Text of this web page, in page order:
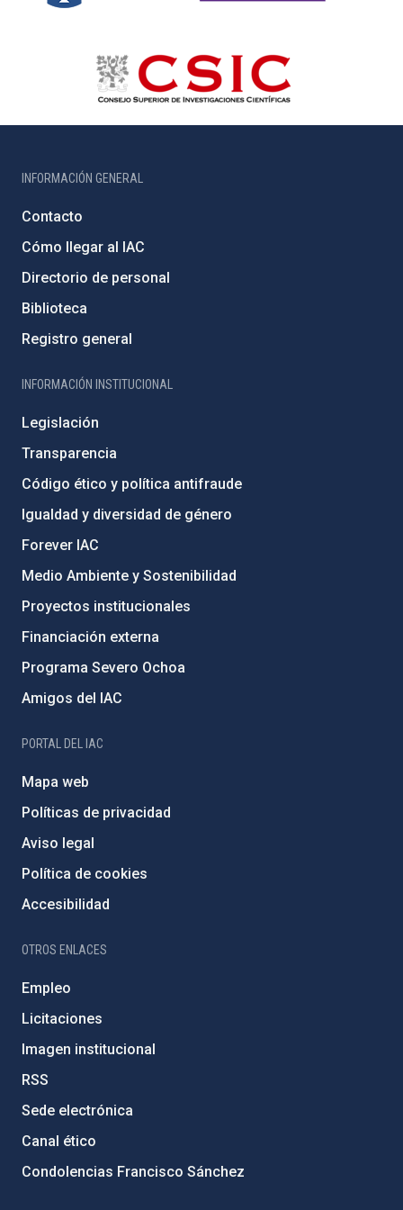
INFORMACIÓN GENERAL
Contacto
Cómo llegar al IAC
Directorio de personal
Biblioteca
Registro general
INFORMACIÓN INSTITUCIONAL
Legislación
Transparencia
Código ético y política antifraude
Igualdad y diversidad de género
Forever IAC
Medio Ambiente y Sostenibilidad
Proyectos institucionales
Financiación externa
Programa Severo Ochoa
Amigos del IAC
PORTAL DEL IAC
Mapa web
Políticas de privacidad
Aviso legal
Política de cookies
Accesibilidad
OTROS ENLACES
Empleo
Licitaciones
Imagen institucional
RSS
Sede electrónica
Canal ético
Condolencias Francisco Sánchez